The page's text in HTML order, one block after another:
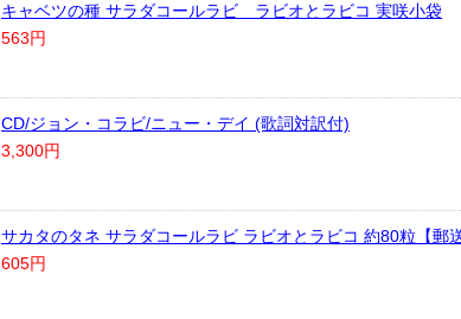
キャベツの種 サラダコールラビ ラビオとラビコ 実咲小袋
563円
CD/ジョン・コラビ/ニュー・デイ (歌詞対訳付)
3,300円
サカタのタネ サラダコールラビ ラビオとラビコ 約80粒【郵送
605円